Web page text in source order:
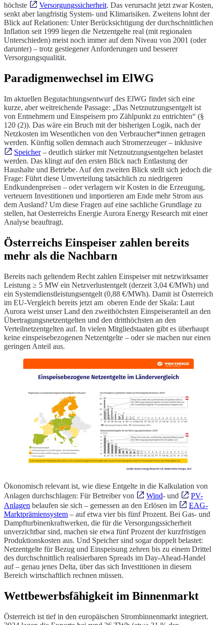
höchste
Versorgungssicherheit. Das verursacht jetzt zwar Kosten,
senkt aber langfristig System- und Klimarisiken. Zweitens lohnt der
Blick auf Relationen: Unter Berücksichtigung der durchschnittlichen
Inflation seit 1999 liegen die Netzentgelte real (mit regionalen
Unterschieden) meist noch immer auf dem Niveau von 2001 (oder
darunter) – trotz gestiegener Anforderungen und besserer
Versorgungsqualität.
Paradigmenwechsel im ElWG
Im aktuellen Begutachtungsentwurf des ElWG findet sich eine
kurze, aber weitreichende Passage: „Das Netznutzungsentgelt ist
von Entnehmern und Einspeisern pro Zählpunkt zu entrichten“ (§
120 (2)). Das wäre ein Bruch mit der bisherigen Logik, nach der
Netzkosten im Wesentlichen von den Verbraucher*innen getragen
werden. Künftig sollen demnach auch Stromerzeuger – inklusive
Speicher– deutlich stärker mit Netznutzungsentgelten belastet
werden. Das klingt auf den ersten Blick nach Entlastung der
Haushalte und Betriebe. Auf den zweiten Blick stellt sich jedoch die
Frage: Führt diese Umverteilung tatsächlich zu niedrigeren
Endkundenpreisen – oder verlagern wir Kosten in die Erzeugung,
verteuern Investitionen und importieren am Ende mehr Strom aus
dem Ausland? Um diese Fragen auf eine sachliche Grundlage zu
stellen, hat Oesterreichs Energie Aurora Energy Research mit einer
Analyse beauftragt.
Österreichs Einspeiser zahlen bereits
mehr als die Nachbarn
Bereits nach geltendem Recht zahlen Einspeiser mit netzwirksamer
Leistung ≥ 5 MW ein Netzverlustentgelt (derzeit 3,04 €/MWh) und
ein Systemdienstleistungsentgelt (0,88 €/MWh). Damit ist Österreich
im EU-Vergleich bereits jetzt am oberen Ende der Skala: Laut
Aurora weist unser Land den zweithöchsten Einspeiseranteil an den
Übertragungsnetzentgelten und den dritthöchsten an den
Verteilnetzentgelten auf. In vielen Mitgliedstaaten gibt es überhaupt
keine einspeisebezogenen Netzentgelte – oder sie machen nur einen
geringen Anteil aus.
Ökonomisch relevant ist, wie diese Entgelte in die Kalkulation von
Anlagen durchschlagen: Für Betreiber von
Wind- und
PV-
Anlagen belaufen sie sich – gemessen an den Erlösen im
EAG-
Marktprämiensystem – auf etwa vier bis fünf Prozent. Bei Gas- und
Dampfturbinenkraftwerken, die für die Versorgungssicherheit
unverzichtbar sind, machen sie etwa fünf Prozent der kurzfristigen
Produktionskosten aus. Und Speicher sind sogar doppelt belastet:
Netzentgelte für Bezug und Einspeisung zehren bis zu einem Drittel
des durchschnittlich realisierbaren Spreads im Day-Ahead-Handel
auf – genau jenes Delta, über das sich Investitionen in diesem
Bereich wirtschaftlich rechnen müssen.
Wettbewerbsfähigkeit im Binnenmarkt
Österreich ist tief in den europäischen Strombinnenmarkt integriert.